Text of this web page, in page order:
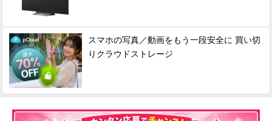
スマホの写真／動画をもう一段安全に 買い切
りクラウドストレージ